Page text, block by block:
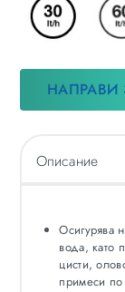
НАПРАВИ
Описание
Осигурява
вода, като
цисти,
примеси